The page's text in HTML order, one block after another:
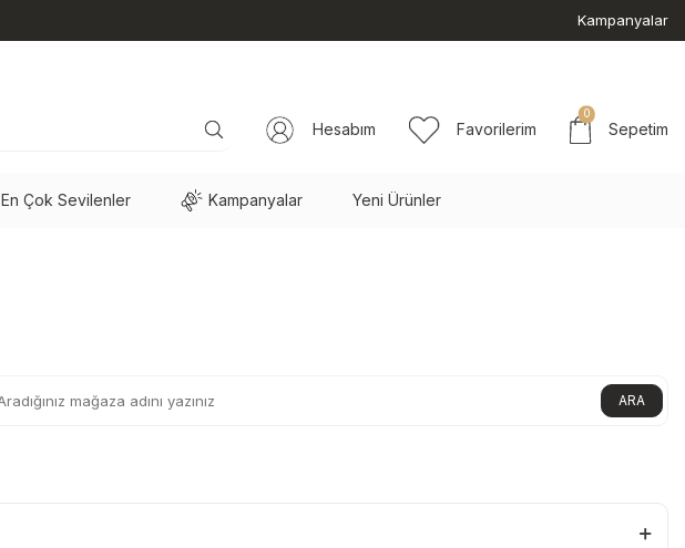
Kampanyalar
Hesabım Favorilerim
0
Sepetim
En Çok Sevilenler Kampanyalar Yeni Ürünler
ARA